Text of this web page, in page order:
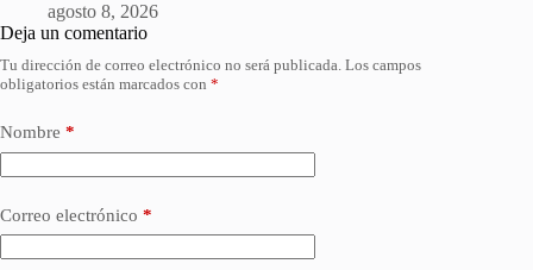
agosto 8, 2026
Deja un comentario
Tu dirección de correo electrónico no será publicada. Los campos
obligatorios están marcados con *
Nombre *
Correo electrónico *